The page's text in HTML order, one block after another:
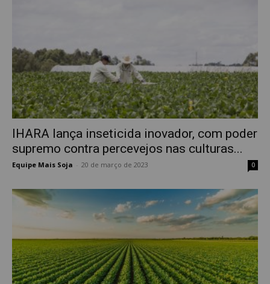
IHARA lança inseticida inovador, com poder
supremo contra percevejos nas culturas...
Equipe Mais Soja 20 de março de 2023 0